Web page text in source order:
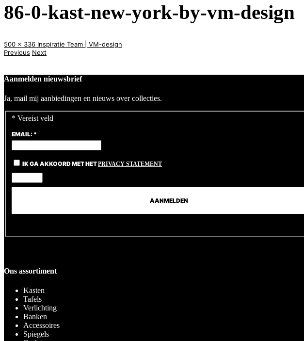
86-0-kast-new-york-by-vm-design
500 x 336 Inspiratie Team | VM-design
Previous Next
Aanmelden nieuwsbrief
Ja, mail mij aanbiedingen en nieuws over collecties.
* Vereist veld
EMAIL: *
IK GA AKKOORD MET HETPRIVACY STATEMENT
Ons assortiment
Kasten
Tafels
Verlichting
Banken
Accessoires
Spiegels